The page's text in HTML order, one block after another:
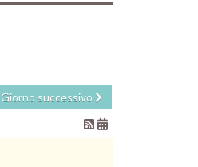
Giorno successivo